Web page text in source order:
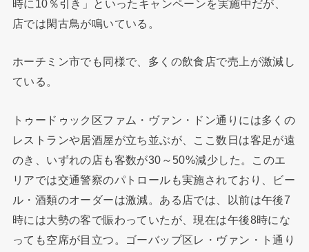
時に10％引き」といったキャンペーンを実施中だが、
店では閑古鳥が鳴いている。
ホーチミン市でも同様で、多くの飲食店で売上が激減し
ている。
トゥードゥック区ファム・ヴァン・ドン通りには多くの
レストランや居酒屋が立ち並ぶが、ここ数日は客足が遠
のき、いずれの店も客数が30～50%減少した。このエ
リアでは交通警察のパトロールも実施されており、ビー
ル・酒類のオーダーは激減。ある店では、以前は午後7
時には大勢の客で賑わっていたが、現在は午後8時にな
っても空席が目立つ。ゴーバップ区レ・ヴァン・ト通り